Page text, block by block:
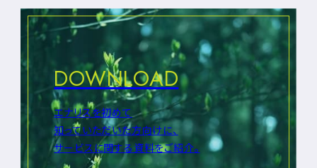
DOWNLOAD
エナリスを初めて
知っていただいた方向けに、
サービスに関する資料をご紹介。